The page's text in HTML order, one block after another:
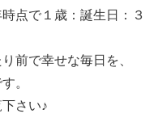
点で１歳：誕生日：３
前で幸せな毎日を、
。
さい♪